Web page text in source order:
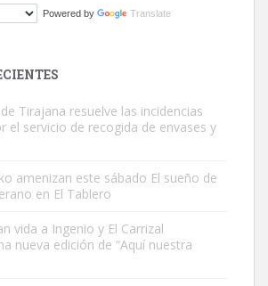
a llevar a Los Gatos callejeros de la zona los
aparecido en la calle hace menos de un mes,
cari...
Powered by Translate
Tirajana resuelve las incidencias
el servicio de recogida de envases y
amenizan este sábado El sueño de
en El Tablero
vida a Ingenio y El Carrizal
nueva edición de “Aquí nuestra